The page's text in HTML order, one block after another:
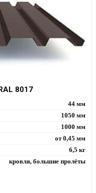
8017
44 мм
1050 мм
1000 мм
от 0,45 мм
6,5 кг
кровля, большие пролёты